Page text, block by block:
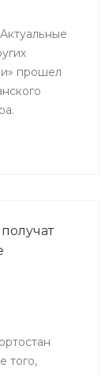
прошел
того,